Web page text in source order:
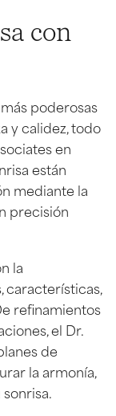
con
poderosas
y calidez, todo
en
están
mediante la
precisión
la
características,
refinamientos
el Dr.
de
la armonía,